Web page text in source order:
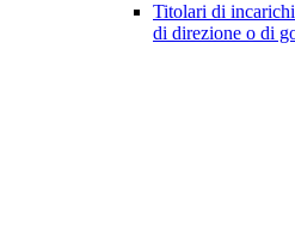
Titolari di
di direzione o di